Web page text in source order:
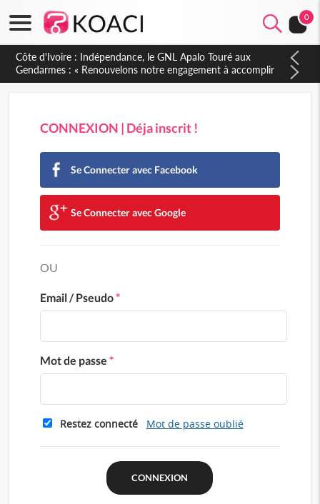
0
Sierra Leone : Un projet de réforme constitutionnelle en
gestation, points clés des amendements, un exclu d'avance
CONNEXION | Déja inscrit !
Se Connecter avec Facebook
Se Connecter avec Google
OU
Email / Pseudo*
Mot de passe *
Restez connecté Mot de passe oublié